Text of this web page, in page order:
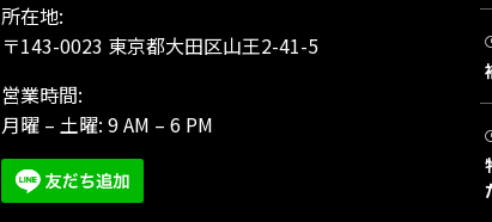
所在地:
〒143-0023 東京都大田区山王2-41-5
営業時間:
月曜 – 土曜: 9 AM – 6 PM